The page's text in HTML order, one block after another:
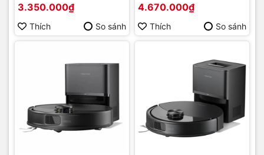
3.350.000₫
Thích So sánh
4.670.000₫
Thích So sánh